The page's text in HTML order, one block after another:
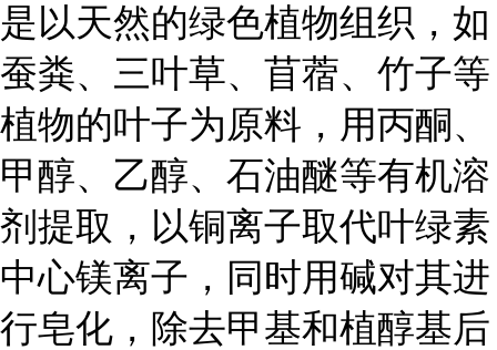
是以天然的绿色植物组织，如
蚕粪、三叶草、苜蓿、竹子等
植物的叶子为原料，用丙酮、
甲醇、乙醇、石油醚等有机溶
剂提取，以铜离子取代叶绿素
中心镁离子，同时用碱对其进
行皂化，除去甲基和植醇基后